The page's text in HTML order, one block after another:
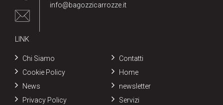
info@bagozzicarrozze.it
LINK
Chi Siamo
Contatti
Cookie Policy
Home
News
newsletter
Privacy Policy
Servizi